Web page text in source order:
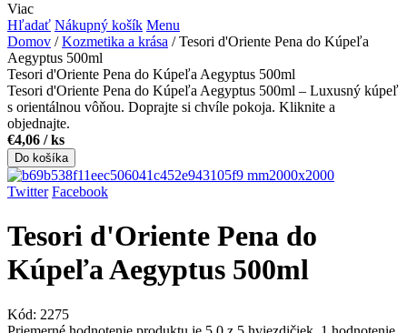
Viac
Hľadať Nákupný košík Menu
Domov / Kozmetika a krása / Tesori d'Oriente Pena do Kúpeľa
Aegyptus 500ml
Tesori d'Oriente Pena do Kúpeľa Aegyptus 500ml
Tesori d'Oriente Pena do Kúpeľa Aegyptus 500ml – Luxusný kúpeľ
s orientálnou vôňou. Doprajte si chvíle pokoja. Kliknite a
objednajte.
€4,06 / ks
Do košíka
Twitter Facebook
Tesori d'Oriente Pena do
Kúpeľa Aegyptus 500ml
Kód: 2275